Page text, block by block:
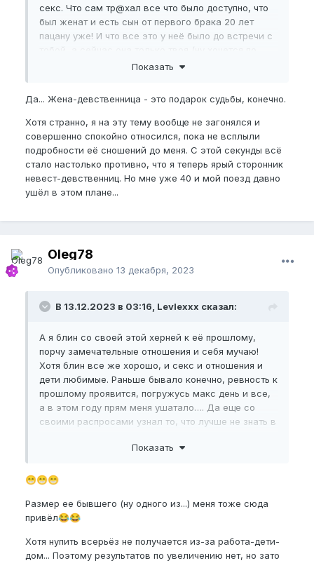
секс. Что сам тр@хал все что было доступно, что
был женат и есть сын от первого брака 20 лет
пацану уже! И что все это у неё было до встречи с
крайней мере в это верить). Это все с детства
девочкой досталась…. Тогда видимо я себе на
подкорку записал, что жена должна быть
девочкой… хотя первая жена была даааалеко не
девочка с богатым прошлым и тогда настоящим
(изменяла мне с бывшим и другими) короче писец
там ваще был. Хотя женился я по залету, так бы
никогда, долбаеб короче сам.
Показать
Да... Жена-девственница - это подарок судьбы, конечно.
Хотя странно, я на эту тему вообще не загонялся и
совершенно спокойно относился, пока не всплыли
подробности её сношений до меня. С этой секунды всё
стало настолько противно, что я теперь ярый сторонник
невест-девственниц. Но мне уже 40 и мой поезд давно
ушёл в этом плане...
Oleg78
Опубликовано 13 декабря, 2023
В 13.12.2023 в 03:16, Levlexxx сказал:
А я блин со своей этой херней к её прошлому,
порчу замечательные отношения и себя мучаю!
Хотя блин все же хорошо, и секс и отношения и
дети любимые. Раньше бывало конечно, ревность к
прошлому проявится, погружусь макс день и все,
а в этом году прям меня ушатало…. Да еще со
своими распросами узнал то, что лучше не знать в
сказала конкретно, но я надумал себе все (может
в этом. Но я рад, что могу тут это рассказать, а не
с депрессией. Излил короче я душу, спасибо кто
прочитал, может поможет кому
Прорвемся! Если это КСВ, справимся!
Показать
😁😁😁
Размер ее бывшего (ну одного из...) меня тоже сюда
привёл😂😂
Хотя нупить всерьёз не получается из-за работа-дети-
дом... Поэтому результатов по увеличению нет, но зато